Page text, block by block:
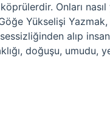
Onları nasıl
Yükselişi
alıp
doğuşu, umudu,